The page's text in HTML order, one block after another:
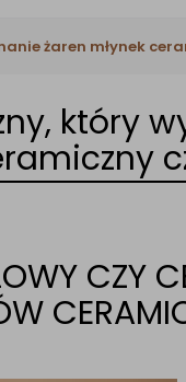
żaren młynek
który
CZY